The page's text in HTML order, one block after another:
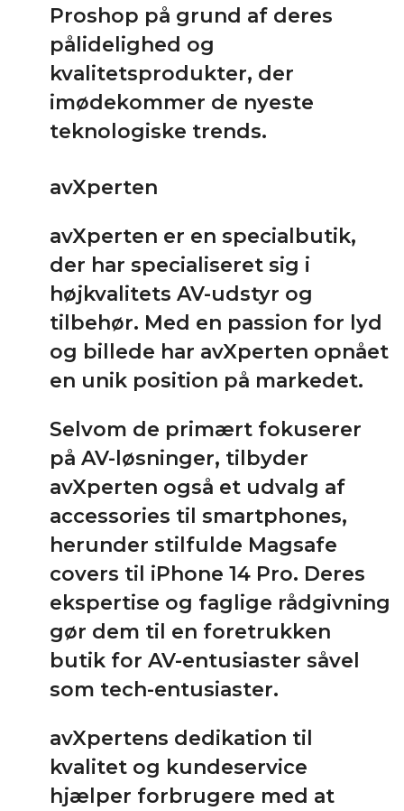
Proshop på grund af deres
pålidelighed og
kvalitetsprodukter, der
imødekommer de nyeste
teknologiske trends.
avXperten
avXperten er en specialbutik,
der har specialiseret sig i
højkvalitets AV-udstyr og
tilbehør. Med en passion for lyd
og billede har avXperten opnået
en unik position på markedet.
Selvom de primært fokuserer
på AV-løsninger, tilbyder
avXperten også et udvalg af
accessories til smartphones,
herunder stilfulde Magsafe
covers til iPhone 14 Pro. Deres
ekspertise og faglige rådgivning
gør dem til en foretrukken
butik for AV-entusiaster såvel
som tech-entusiaster.
avXpertens dedikation til
kvalitet og kundeservice
hjælper forbrugere med at